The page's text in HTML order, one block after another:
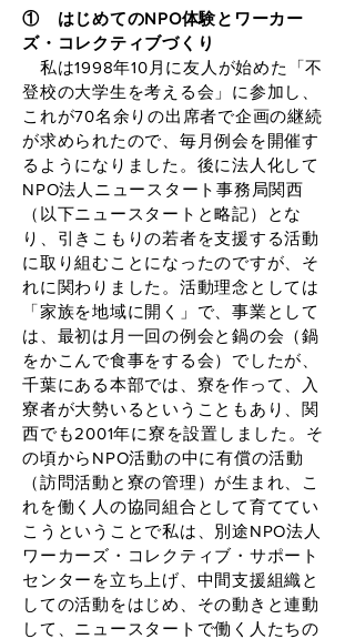
① はじめてのNPO体験とワーカー
ズ・コレクティブづくり
私は1998年10月に友人が始めた「不
登校の大学生を考える会」に参加し、
これが70名余りの出席者で企画の継続
が求められたので、毎月例会を開催す
るようになりました。後に法人化して
NPO法人ニュースタート事務局関西
（以下ニュースタートと略記）とな
り、引きこもりの若者を支援する活動
に取り組むことになったのですが、そ
れに関わりました。活動理念としては
「家族を地域に開く」で、事業として
は、最初は月一回の例会と鍋の会（鍋
をかこんで食事をする会）でしたが、
千葉にある本部では、寮を作って、入
寮者が大勢いるということもあり、関
西でも2001年に寮を設置しました。そ
の頃からNPO活動の中に有償の活動
（訪問活動と寮の管理）が生まれ、こ
れを働く人の協同組合として育ててい
こうということで私は、別途NPO法人
ワーカーズ・コレクティブ・サポート
センターを立ち上げ、中間支援組織と
しての活動をはじめ、その動きと連動
して、ニュースタートで働く人たちの